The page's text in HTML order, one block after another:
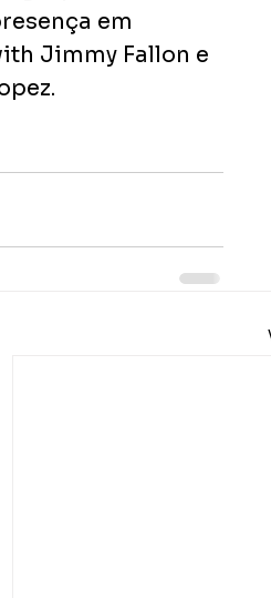
em
Jimmy Fallon e